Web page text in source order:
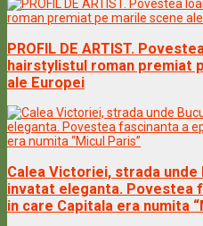
PROFIL DE ARTIST.
hairstylistul roman premiat
ale Europei
Calea Victoriei, strada unde
invatat eleganta. Povestea
in care Capitala era numita